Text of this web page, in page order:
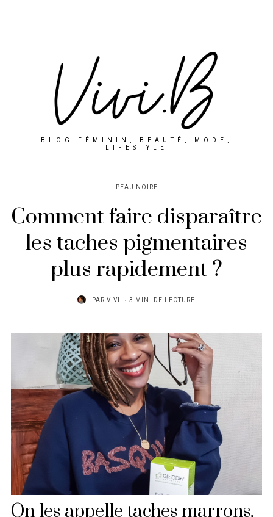
BLOG FÉMININ, BEAUTÉ, MODE,
LIFESTYLE
PEAU NOIRE
Comment faire disparaître
les taches pigmentaires
plus rapidement ?
PAR VIVI 3 MIN. DE LECTURE
On les appelle taches marrons,